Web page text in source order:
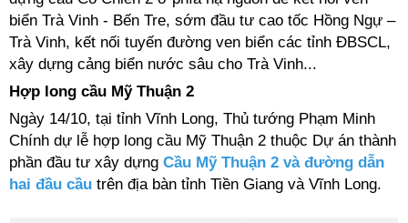
biển Trà Vinh - Bến Tre, sớm đầu tư cao tốc Hồng Ngự –
Trà Vinh, kết nối tuyến đường ven biển các tỉnh ĐBSCL,
xây dựng cảng biển nước sâu cho Trà Vinh...
Hợp long cầu Mỹ Thuận 2
Ngày 14/10, tại tỉnh Vĩnh Long, Thủ tướng Phạm Minh
Chính dự lễ hợp long cầu Mỹ Thuận 2 thuộc Dự án thành
phần đầu tư xây dựng Cầu Mỹ Thuận 2 và đường dẫn
hai đầu cầu trên địa bàn tỉnh Tiền Giang và Vĩnh Long.